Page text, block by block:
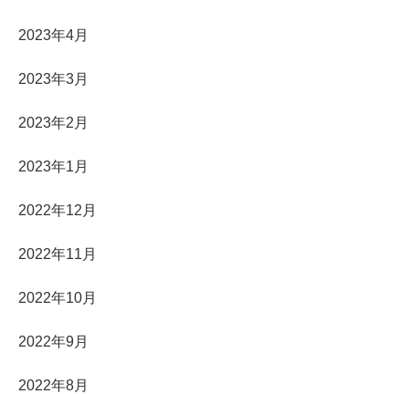
2023年4月
2023年3月
2023年2月
2023年1月
2022年12月
2022年11月
2022年10月
2022年9月
2022年8月